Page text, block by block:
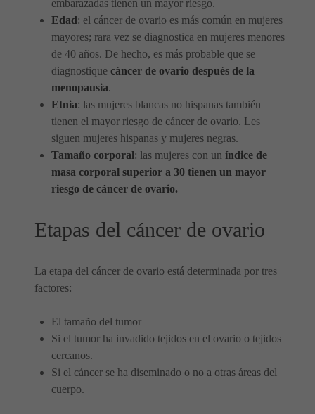
embarazadas tienen un mayor riesgo.
Edad: el cáncer de ovario es más común en mujeres
mayores; rara vez se diagnostica en mujeres menores
de 40 años. De hecho, es más probable que se
diagnostique cáncer de ovario después de la
menopausia.
Etnia: las mujeres blancas no hispanas también
tienen el mayor riesgo de cáncer de ovario. Les
siguen mujeres hispanas y mujeres negras.
Tamaño corporal: las mujeres con un índice de
masa corporal superior a 30 tienen un mayor
riesgo de cáncer de ovario.
Etapas del cáncer de ovario
La etapa del cáncer de ovario está determinada por tres
factores:
El tamaño del tumor
Si el tumor ha invadido tejidos en el ovario o tejidos
cercanos.
Si el cáncer se ha diseminado o no a otras áreas del
cuerpo.